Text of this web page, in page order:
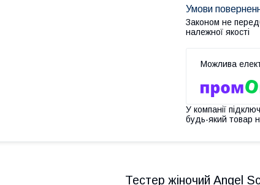
Законом не
належної якості
У компанії
будь-який товар
Тестер жіночий Angel